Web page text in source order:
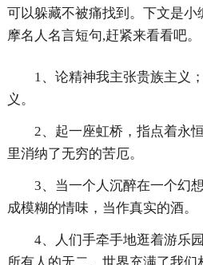
可以躲藏不被痛找到。下文是
摩名人名言短句,赶紧来看看吧。
1、论精神我主张贵族主义
义。
2、起一座虹桥，指点着永
里消纳了无穷的苦厄。
3、当一个人沉醉在一个幻
成模糊的情味，当作真实的酒。
4、人们手牵手地逛着游乐